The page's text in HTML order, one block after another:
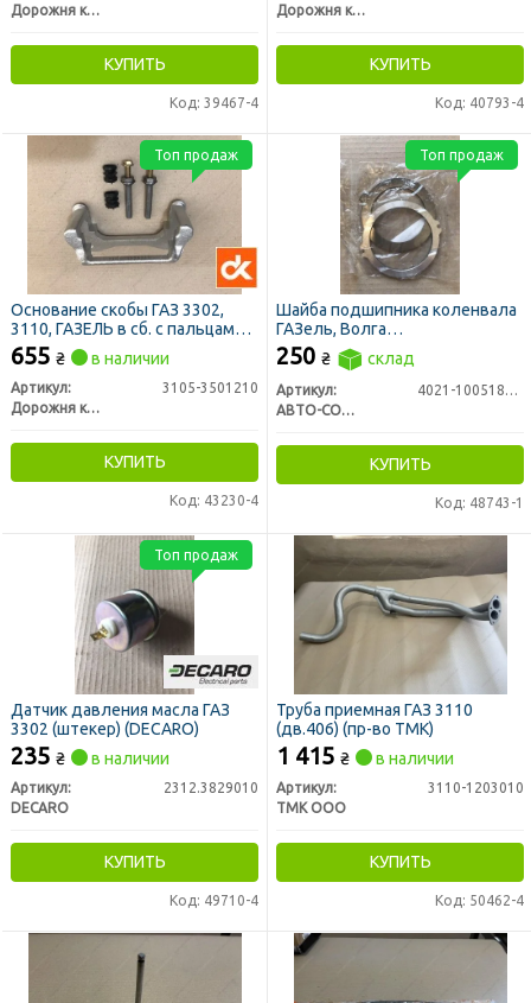
Дорожня карта
КУПИТЬ
Код: 39467-4
Дорожня карта
КУПИТЬ
Код: 40793-4
Основание скобы ГАЗ 3302,
3110, ГАЗЕЛЬ в сб. с пальцами
(ДК)
655 ₴ в наличии
Артикул:
3105-3501210
Дорожня карта
КУПИТЬ
Код: 43230-4
Топ продаж
Шайба подшипника коленвала
ГАЗель, Волга
(передняя+задняя)
250 ₴ склад
Артикул:
4021-1005183/84
АВТО-СОЮЗ 88
КУПИТЬ
Код: 48743-1
Топ продаж
Датчик давления масла ГАЗ
3302 (штекер) (DECARO)
235 ₴ в наличии
Артикул:
2312.3829010
DECARO
КУПИТЬ
Код: 49710-4
Топ продаж
Труба приемная ГАЗ 3110
(дв.406) (пр-во ТМК)
1 415 ₴ в наличии
Артикул:
3110-1203010
ТМК ООО
КУПИТЬ
Код: 50462-4